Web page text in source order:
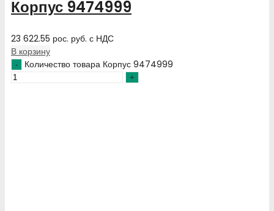
Корпус 9474999
23 622.55 рос. руб. с НДС
В корзину
Количество товара Корпус 9474999